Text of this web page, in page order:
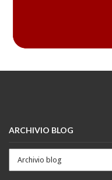
ARCHIVIO BLOG